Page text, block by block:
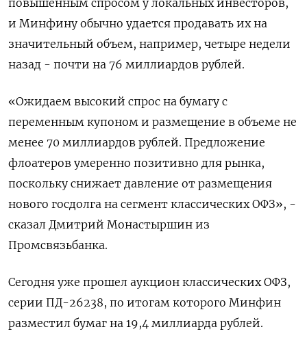
повышенным спросом у локальных инвесторов,
и Минфину обычно удается продавать их на
значительный объем, например, четыре недели
назад - почти на 76 миллиардов рублей.
«Ожидаем высокий спрос на бумагу с
переменным купоном и размещение в объеме не
менее 70 миллиардов рублей. Предложение
флоатеров умеренно позитивно для рынка,
поскольку снижает давление от размещения
нового госдолга на сегмент классических ОФЗ», -
сказал Дмитрий Монастыршин из
Промсвязьбанка.
Сегодня уже прошел аукцион классических ОФЗ,
серии ПД-26238, по итогам которого Минфин
разместил бумаг на 19,4 миллиарда рублей.